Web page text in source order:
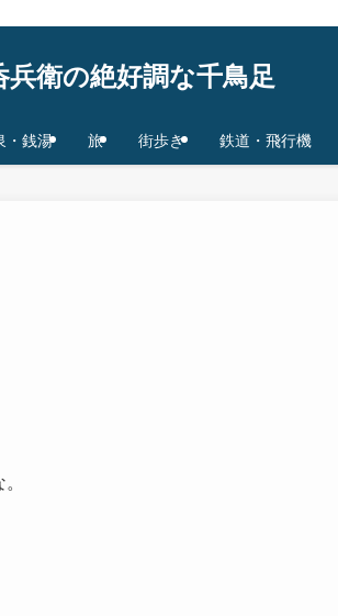
兵衛の絶好調な千鳥足
・銭湯 旅 街歩き 鉄道・飛行機